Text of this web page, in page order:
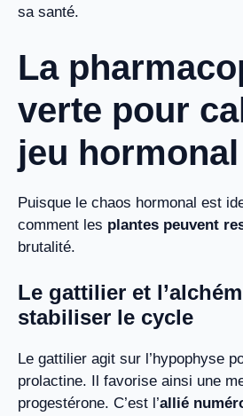
sa santé.
La
verte pour
jeu hormonal
Puisque le chaos hormonal est
comment les plantes peuvent
brutalité.
Le gattilier et
stabiliser le cycle
Le gattilier agit sur l’hypophyse
prolactine. Il favorise ainsi une
progestérone. C’est l’allié